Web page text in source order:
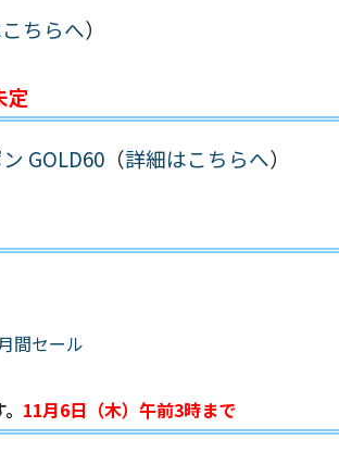
ちらへ）
定
GOLD60 （詳細はこちらへ）
間セール
11月6日（木）午前3時まで